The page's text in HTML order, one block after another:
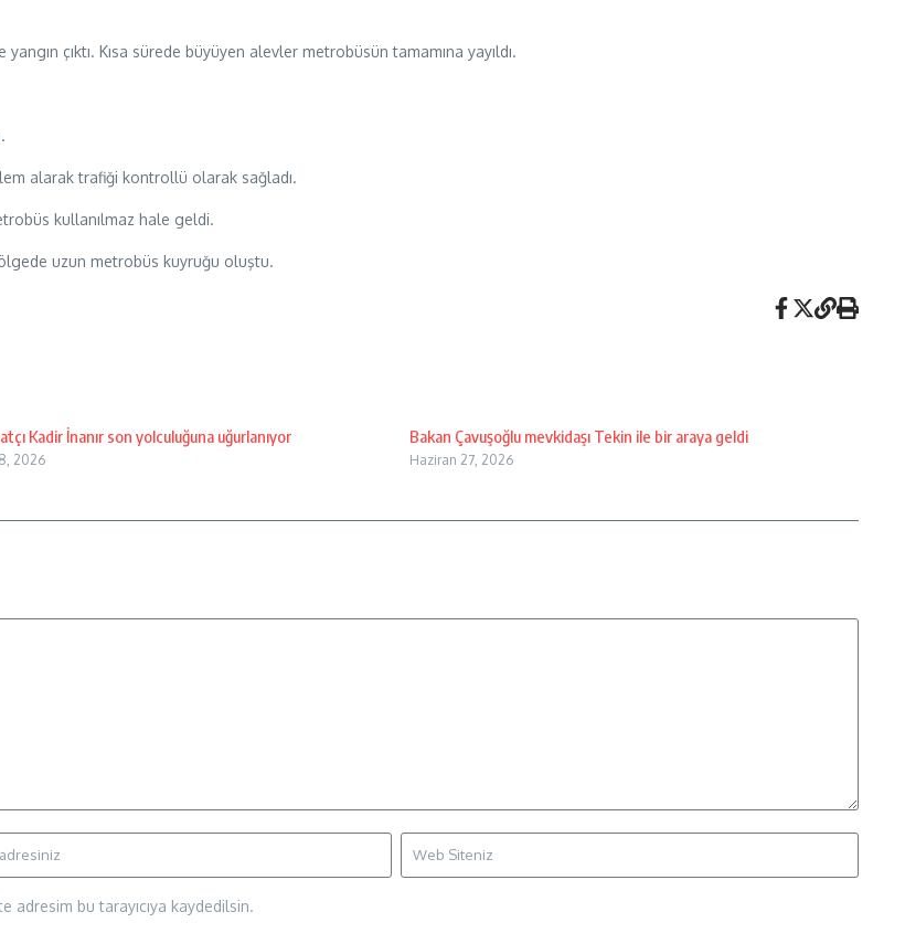
çıktı. Kısa sürede büyüyen alevler metrobüsün tamamına yayıldı.
alarak trafiği kontrollü olarak sağladı.
kullanılmaz hale geldi.
uzun metrobüs kuyruğu oluştu.
Kadir İnanır son yolculuğuna uğurlanıyor
2026
Bakan Çavuşoğlu mevkidaşı Tekin ile bir araya geldi
Haziran 27, 2026
adresim bu tarayıcıya kaydedilsin.